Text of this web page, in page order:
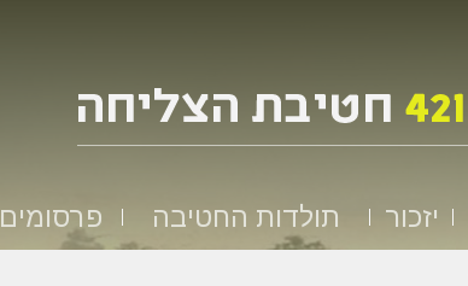
יזכור תולדות החטיבה פרסומים